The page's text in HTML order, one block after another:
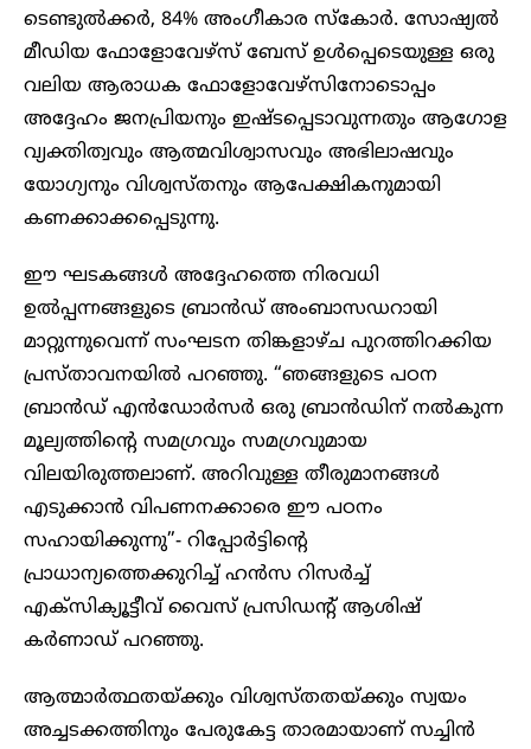
ടെണ്ടുൽക്കർ, 84% അംഗീകാര സ്‌കോർ. സോഷ്യൽ
മീഡിയ ഫോളോവേഴ്‌സ് ബേസ് ഉൾപ്പെടെയുള്ള ഒരു
വലിയ ആരാധക ഫോളോവേഴ്‌സിനോടൊപ്പം
അദ്ദേഹം ജനപ്രിയനും ഇഷ്ടപ്പെടാവുന്നതും ആഗോള
വ്യക്തിത്വവും ആത്മവിശ്വാസവും അഭിലാഷവും
യോഗ്യനും വിശ്വസ്തനും ആപേക്ഷികനുമായി
കണക്കാക്കപ്പെടുന്നു.
ഈ ഘടകങ്ങൾ അദ്ദേഹത്തെ നിരവധി
ഉൽപ്പന്നങ്ങളുടെ ബ്രാൻഡ് അംബാസഡറായി
മാറ്റുന്നുവെന്ന് സംഘടന തിങ്കളാഴ്ച പുറത്തിറക്കിയ
പ്രസ്താവനയിൽ പറഞ്ഞു. “ഞങ്ങളുടെ പഠന
ബ്രാൻഡ് എൻഡോർസർ ഒരു ബ്രാൻഡിന് നൽകുന്ന
മൂല്യത്തിന്റെ സമഗ്രവും സമഗ്രവുമായ
വിലയിരുത്തലാണ്. അറിവുള്ള തീരുമാനങ്ങൾ
എടുക്കാൻ വിപണനക്കാരെ ഈ പഠനം
സഹായിക്കുന്നു”- റിപ്പോർട്ടിന്റെ
പ്രാധാന്യത്തെക്കുറിച്ച് ഹൻസ റിസർച്ച്
എക്‌സിക്യൂട്ടീവ് വൈസ് പ്രസിഡന്റ് ആശിഷ്
കർണാഡ് പറഞ്ഞു.
ആത്മാർത്ഥതയ്ക്കും വിശ്വസ്തതയ്ക്കും സ്വയം
അച്ചടക്കത്തിനും പേരുകേട്ട താരമായാണ് സച്ചിൻ